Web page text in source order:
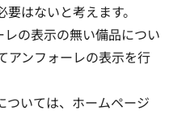
はないと考えます。
の表示の無い備品につい
アンフォーレの表示を行
ついては、ホームページ